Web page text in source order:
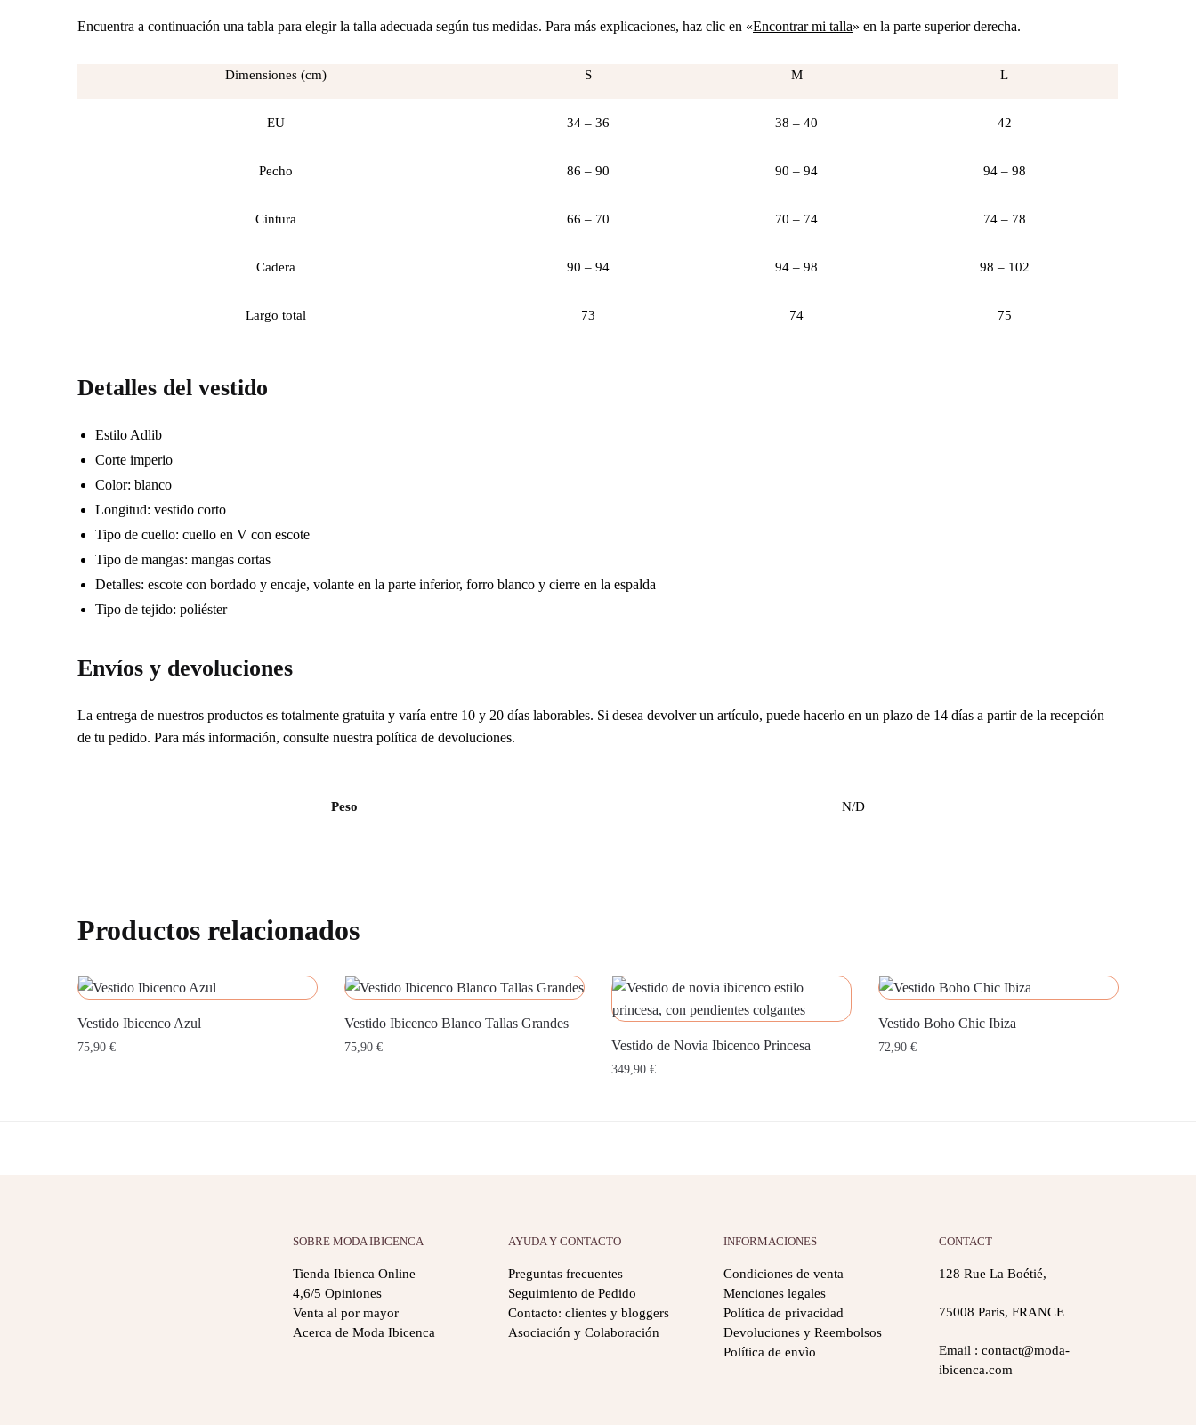
Encuentra a continuación una tabla para elegir la talla adecuada según tus medidas. Para más explicaciones, haz clic en «Encontrar mi talla» en la parte superior derecha.
Dimensiones (cm) S M L
EU 34 – 36 38 – 40 42
Pecho 86 – 90 90 – 94 94 – 98
Cintura 66 – 70 70 – 74 74 – 78
Cadera 90 – 94 94 – 98 98 – 102
Largo total 73 74 75
Detalles del vestido
Estilo Adlib
Corte imperio
Color: blanco
Longitud: vestido corto
Tipo de cuello: cuello en V con escote
Tipo de mangas: mangas cortas
Detalles: escote con bordado y encaje, volante en la parte inferior, forro blanco y cierre en la espalda
Tipo de tejido: poliéster
Envíos y devoluciones
La entrega de nuestros productos es totalmente gratuita y varía entre 10 y 20 días laborables. Si desea devolver un artículo, puede hacerlo en un plazo de 14 días a partir de la recepción
de tu pedido. Para más información, consulte nuestra política de devoluciones.
Peso N/D
Productos relacionados
Vestido Ibicenco Azul
75,90€
Vestido Ibicenco Blanco Tallas Grandes
75,90 € Vestido de Novia Ibicenco Princesa
349,90 €
Vestido Boho Chic Ibiza
72,90 €
SOBRE MODA IBICENCA
Tienda Ibienca Online
4,6/5 Opiniones
Venta al por mayor
Acerca de Moda Ibicenca
AYUDA Y CONTACTO
Preguntas frecuentes
Seguimiento de Pedido
Contacto: clientes y bloggers
Asociación y Colaboración
INFORMACIONES
Condiciones de venta
Menciones legales
Política de privacidad
Devoluciones y Reembolsos
Política de envìo
CONTACT
128 Rue La Boétié,
75008 Paris, FRANCE
Email : contact@moda-
ibicenca.com